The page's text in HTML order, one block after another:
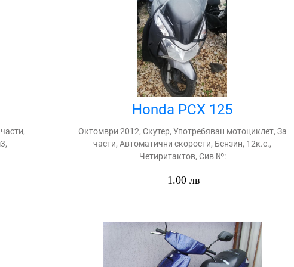
Honda PCX 125
Октомври 2012, Скутер, Употребяван мотоциклет, За
части, Автоматични скорости, Бензин, 12к.с.,
Четиритактов, Сив №:
1.00 лв